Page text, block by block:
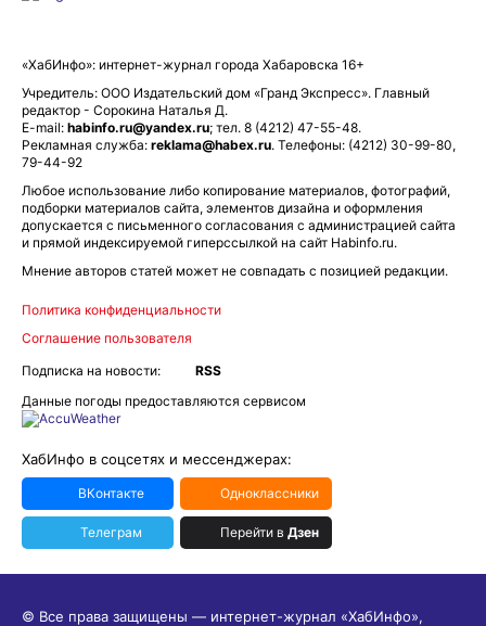
«ХабИнфо»: интернет-журнал города Хабаровска 16+
Учредитель: ООО Издательский дом «Гранд Экспресс». Главный
редактор - Сорокина Наталья Д.
E-mail: habinfo.ru@yandex.ru; тел. 8 (4212) 47-55-48.
Рекламная служба: reklama@habex.ru. Телефоны: (4212) 30-99-80,
79-44-92
Любое использование либо копирование материалов, фотографий,
подборки материалов сайта, элементов дизайна и оформления
допускается с письменного согласования с администрацией сайта
и прямой индексируемой гиперссылкой на сайт Habinfo.ru.
Мнение авторов статей может не совпадать с позицией редакции.
Политика конфиденциальности
Соглашение пользователя
Подписка на новости:
RSS
Данные погоды предоставляются сервисом
ХабИнфо в соцсетях и мессенджерах:
ВКонтакте Одноклассники
Телеграм Перейти в Дзен
© Все права защищены — интернет-журнал «ХабИнфо»,